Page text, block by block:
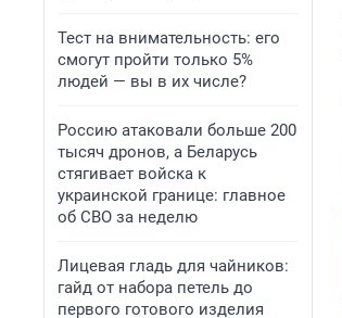
Тест на внимательность: его
смогут пройти только 5%
людей — вы в их числе?
Россию атаковали больше 200
тысяч дронов, а Беларусь
стягивает войска к
украинской границе: главное
об СВО за неделю
Лицевая гладь для чайников:
гайд от набора петель до
первого готового изделия